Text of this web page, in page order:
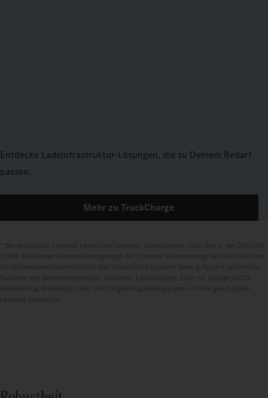
Entdecke Ladeinfrastruktur-Lösungen, die zu Deinem Bedarf
passen.
Mehr zu TruckCharge